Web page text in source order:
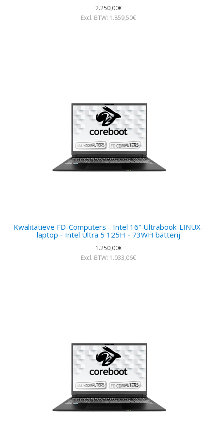
2.250,00€
Excl. BTW: 1.859,50€
Kwalitatieve FD-Computers - Intel 16" Ultrabook-LINUX-
laptop - Intel Ultra 5 125H - 73WH batterij
1.250,00€
Excl. BTW: 1.033,06€